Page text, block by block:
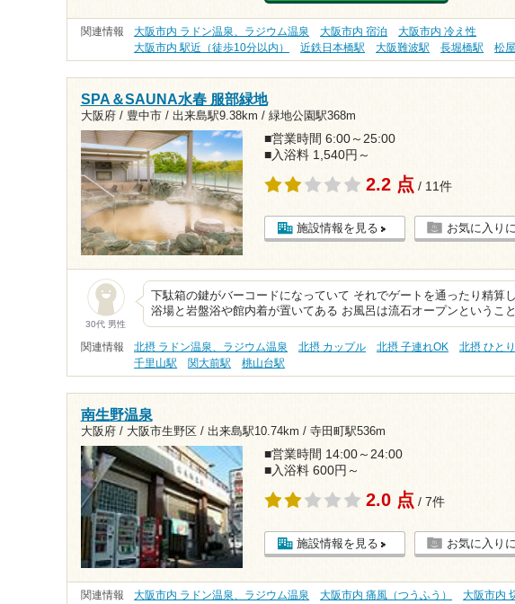
関連情報 大阪市内 ラドン温泉、ラジウム温泉 大阪市内 宿泊
大阪市内 冷え性
大阪市内 駅近（徒歩10分以内）
近鉄日本橋駅 大阪難波駅 長堀橋駅 松
SPA＆SAUNA水春 服部緑地
大阪府 / 豊中市 / 出来島駅9.38km / 緑地公園駅368m
■営業時間 6:00～25:00
■入浴料 1,540円～
2.2 点 / 11件
施設情報を見る お気に入り
30代 男性
下駄箱の鍵がバーコードになっていて それでゲートを通ったり精算
浴場と岩盤浴や館内着が置いてある お風呂は流石オープンというこ
関連情報 北摂 ラドン温泉、ラジウム温泉 北摂 カップル 北摂 子連れOK 北摂 ひと
千里山駅
関大前駅 桃山台駅
南生野温泉
大阪府 / 大阪市生野区 / 出来島駅10.74km / 寺田町駅536m
■営業時間 14:00～24:00
■入浴料 600円～
2.0 点 / 7件
施設情報を見る お気に入り
関連情報 大阪市内 ラドン温泉、ラジウム温泉 大阪市内 痛風（つうふう） 大阪市内